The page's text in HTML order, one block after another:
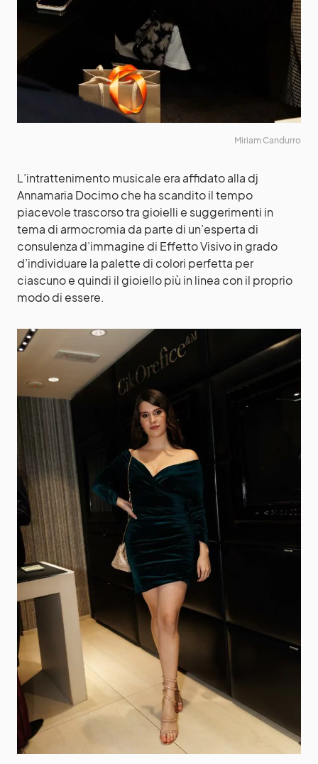
Miriam Candurro
L’intrattenimento musicale era affidato alla dj
Annamaria Docimo che ha scandito il tempo
piacevole trascorso tra gioielli e suggerimenti in
tema di armocromia da parte di un’esperta di
consulenza d’immagine di Effetto Visivo in grado
d’individuare la palette di colori perfetta per
ciascuno e quindi il gioiello più in linea con il proprio
modo di essere.